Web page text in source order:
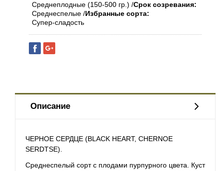
Среднеплодные (150-500 гр.) Срок созревания
Среднеспелые Избранные сорта
Супер-сладость
Описание
ЧЕРНОЕ СЕРДЦЕ (BLACK HEART, CHERNOE
SERDTSE).
Среднеспелый сорт с плодами пурпурного цвета. Куст